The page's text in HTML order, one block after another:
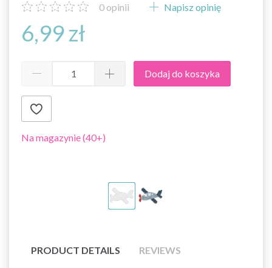
0 opinii Napisz opinię
6,99 zł
Dodaj do koszyka
Na magazynie (40+)
PRODUCT DETAILS REVIEWS